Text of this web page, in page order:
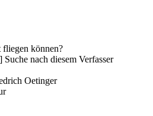
fliegen können?
Suche nach diesem Verfasser
Oetinger